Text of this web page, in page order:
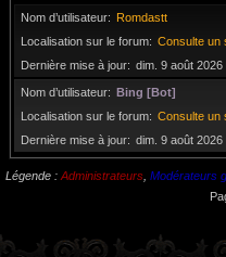
Nom d’utilisateur
Romdastt
Localisation sur le forum
Consulte un
Dernière mise à jour
dim. 9 août 2026
Nom d’utilisateur
Bing [Bot]
Localisation sur le forum
Consulte un
Dernière mise à jour
dim. 9 août 2026
Légende : Administrateurs Modérateurs